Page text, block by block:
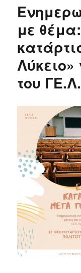
με
Λύκειο»
του